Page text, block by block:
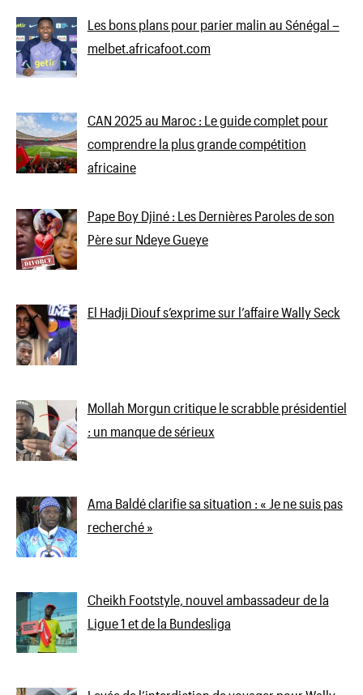
Les bons plans pour parier malin au Sénégal –
melbet.africafoot.com
CAN 2025 au Maroc : Le guide complet pour
comprendre la plus grande compétition
africaine
Pape Boy Djiné : Les Dernières Paroles de son
Père sur Ndeye Gueye
El Hadji Diouf s’exprime sur l’affaire Wally Seck
Mollah Morgun critique le scrabble présidentiel
: un manque de sérieux
Ama Baldé clarifie sa situation : « Je ne suis pas
recherché »
Cheikh Footstyle, nouvel ambassadeur de la
Ligue 1 et de la Bundesliga